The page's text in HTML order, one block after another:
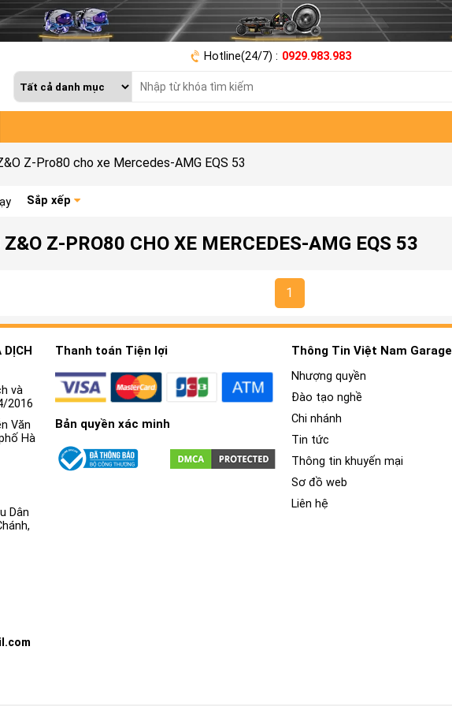
Hotline(24/7) : 0929.983.983
Z-Pro80 cho xe Mercedes-AMG EQS 53
Sắp xếp
Z-PRO80 CHO XE MERCEDES-AMG EQS 53
1
DỊCH
và
2016
Văn
Hà
Dân
Thanh toán Tiện lợi
Bản quyền xác minh
Thông Tin Việt Nam Garage
Nhượng quyền
Đào tạo nghề
Chi nhánh
Tin tức
Thông tin khuyến mại
Sơ đồ web
Liên hệ